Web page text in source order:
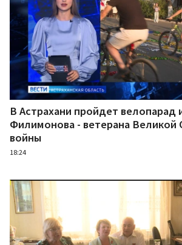
В Астрахани пройдет
Филимонова - ветерана Великой
войны
18:24